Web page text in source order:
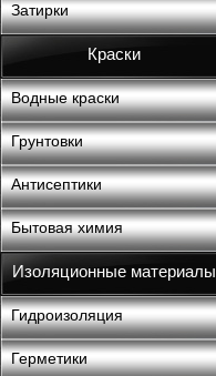
Затирки
Краски
Водные краски
Грунтовки
Антисептики
Бытовая химия
Изоляционные материалы
Гидроизоляция
Герметики